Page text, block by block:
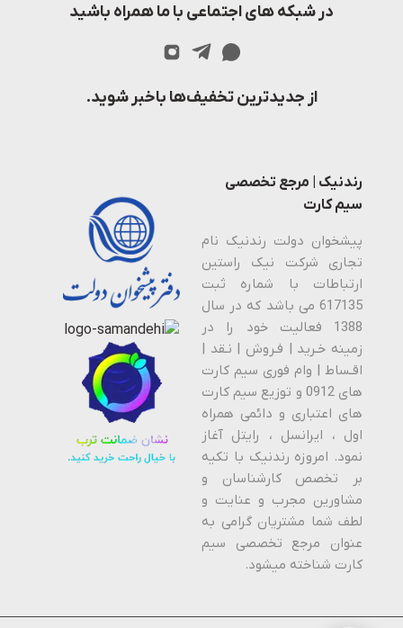
در شبکه های اجتماعی با ما همراه باشید
از جدیدترین تخفیف‌ها باخبر شوید.
رندنیک | مرجع تخصصی
سیم کارت
پیشخوان دولت رندنیک نام
تجاری شرکت نیک راستین
ارتباطات با شماره ثبت
617135 می باشد که در سال
1388 فعالیت خود را در
زمینه خـرید | فـروش | نـقد |
اقـساط | وام فوری سیم کارت
های 0912 و توزیع سیم کارت
های اعتباری و دائمی همراه
اول ، ایرانسل ، رایتل آغاز
نمود. امروزه رندنیک با تکیه
بر تخصص کارشناسان و
مشاورین مجرب و عنایت و
لطف شما مشتریان گرامی به
عنوان مرجع تخصصی سیم
کارت شناخته میشود.